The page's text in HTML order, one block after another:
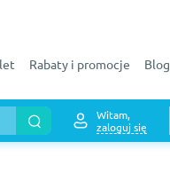
Rabaty i promocje
Witam,
zaloguj się